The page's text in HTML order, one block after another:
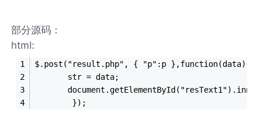
部分源码：
html:
$.post("result.php", { "p":p },function(data){
       str = data;
		});